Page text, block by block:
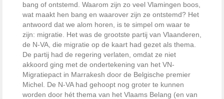
bang of ontstemd. Waarom zijn zo veel Vlamingen boos,
wat maakt hen bang en waarover zijn ze ontstemd? Het
antwoord dat we alom horen, is te simpel om waar te
zijn: migratie. Het was de grootste partij van Vlaanderen,
de N-VA, die migratie op de kaart had gezet als thema.
De partij had de regering verlaten, omdat ze niet
akkoord ging met de ondertekening van het VN-
Migratiepact in Marrakesh door de Belgische premier
Michel. De N-VA had gehoopt nog groter te kunnen
worden door hét thema van het Vlaams Belang (en van